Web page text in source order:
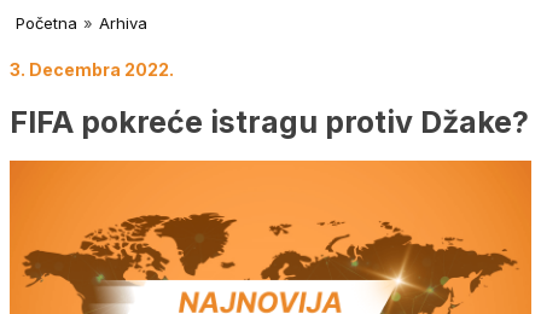
Početna » Arhiva
3. Decembra 2022.
FIFA pokreće istragu protiv Džake?